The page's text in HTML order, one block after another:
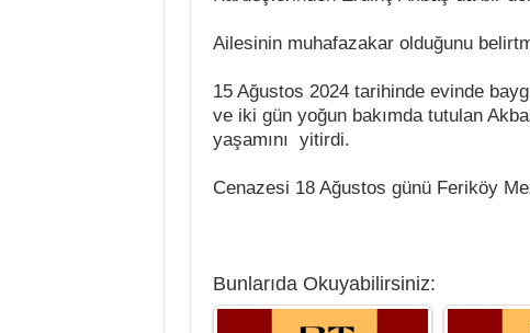
Ailesinin muhafazakar olduğunu
15 Ağustos 2024 tarihinde evinde
ve iki gün yoğun bakımda tutulan
yaşamını yitirdi.
Cenazesi 18 Ağustos günü Feriköy
Bunlarıda Okuyabilirsiniz: